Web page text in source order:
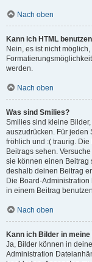
Nach oben
Kann ich HTML
Nein, es ist nicht
werden.
Nach oben
Was sind Smilies?
Smilies sind kleine
auszudrücken. Für jeden
fröhlich und :( traurig.
Beitrags sehen.
sie können einen Beitrag
deshalb deinen Beitrag
Die Board-
in einem Beitrag
Nach oben
Kann ich Bilder in
Ja, Bilder können in
Administration